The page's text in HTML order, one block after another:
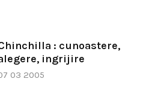
: cunoastere,
ingrijire
03 2005